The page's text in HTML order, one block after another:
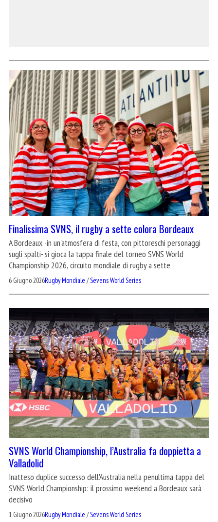
Finalissima SVNS, il rugby a sette colora Bordeaux
A Bordeaux -in un'atmosfera di festa, con pittoreschi personaggi
sugli spalti- si gioca la tappa finale del torneo SVNS World
Championship 2026, circuito mondiale di rugby a sette
6 Giugno 2026Rugby Mondiale /Sevens World Series
SVNS World Championship, l’Australia fa doppietta a
Valladolid
Inatteso duplice successo dell'Australia nella penultima tappa del
SVNS World Championship: il prossimo weekend a Bordeaux sarà
decisivo
1 Giugno 2026Rugby Mondiale /Sevens World Series